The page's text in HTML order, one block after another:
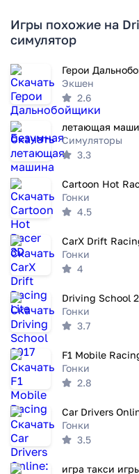
Игры похожие на
симулятор
Экшен
2.6
летающая
Симуляторы
3.3
Cartoon Hot
Гонки
4.5
CarX Drift
Гонки
4
Driving School
Гонки
3.7
F1 Mobile
Гонки
2.8
Car Drivers
Гонки
3.5